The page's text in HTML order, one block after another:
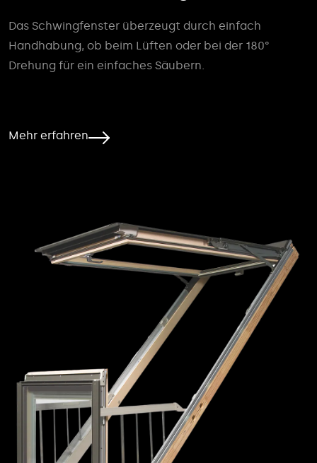
Das Schwingfenster überzeugt durch einfach
Handhabung, ob beim Lüften oder bei der 180°
Drehung für ein einfaches Säubern.
Mehr erfahren